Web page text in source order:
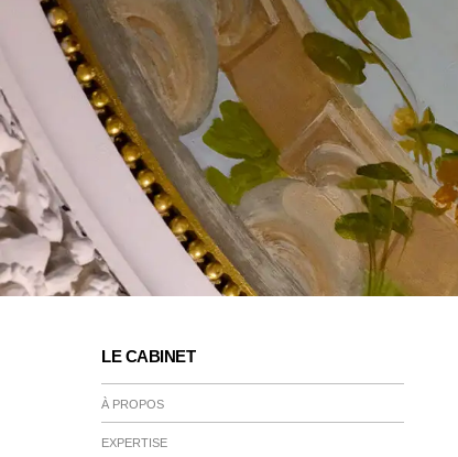
LE CABINET
À PROPOS
EXPERTISE